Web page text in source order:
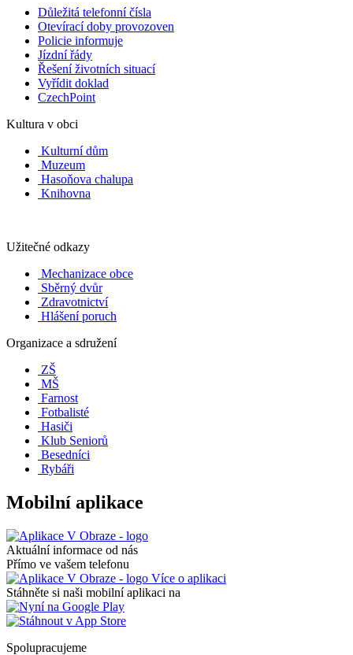
Důležitá telefonní čísla
Otevírací doby provozoven
Policie informuje
Jízdní řády
Řešení životních situací
Vyřídit doklad
CzechPoint
Kultura v obci
Kulturní dům
Muzeum
Hasoňova chalupa
Knihovna
Užitečné odkazy
Mechanizace obce
Sběrný dvůr
Zdravotnictví
Hlášení poruch
Organizace a sdružení
ZŠ
MŠ
Farnost
Fotbalisté
Hasiči
Klub Seniorů
Besedníci
Rybáři
Mobilní aplikace
Aktuální informace od nás
Přímo ve vašem telefonu
Více o aplikaci
Stáhněte si naši mobilní aplikaci na
Spolupracujeme